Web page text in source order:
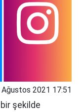
Ağustos 2021 17:51
bir şekilde